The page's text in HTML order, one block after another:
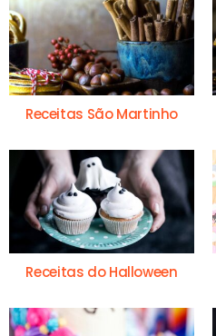
Receitas São Martinho
Receitas do Halloween